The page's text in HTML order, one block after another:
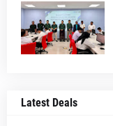
Latest Deals